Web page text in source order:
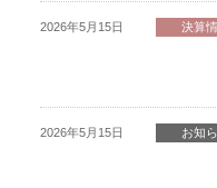
2026年5月15日 決算
2026年5月15日 お知